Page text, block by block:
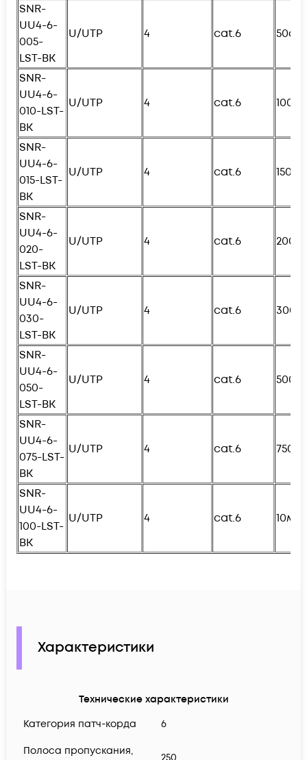
SNR-
UU4-6-
005-
LST-BK
U/UTP 4 cat.6 50см
SNR-
UU4-6-
010-LST-
BK
U/UTP 4 cat.6
SNR-
UU4-6-
015-LST-
BK
U/UTP 4 cat.6 150см
SNR-
UU4-6-
020-
LST-BK
U/UTP 4 cat.6
SNR-
UU4-6-
030-
LST-BK
U/UTP 4 cat.6
SNR-
UU4-6-
050-
LST-BK
U/UTP 4 cat.6
SNR-
UU4-6-
075-LST-
BK
U/UTP 4 cat.6
SNR-
UU4-6-
100-LST-
BK
U/UTP 4 cat.6 10м
Характеристики
Технические характеристики
Категория патч-корда
6
Полоса пропускания,